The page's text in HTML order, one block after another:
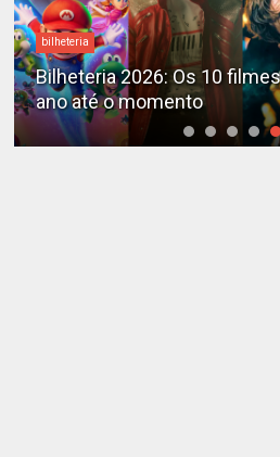
bilheteria
Bilheteria 2026: Os 10
ano até o momento